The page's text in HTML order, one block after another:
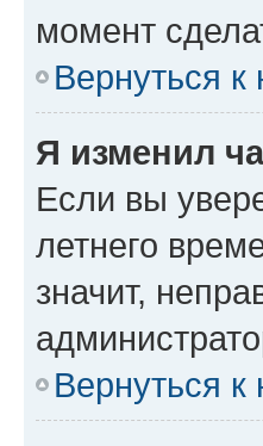
момент
Вернуться к
Я изменил
Если вы
летнего
значит,
Вернуться к